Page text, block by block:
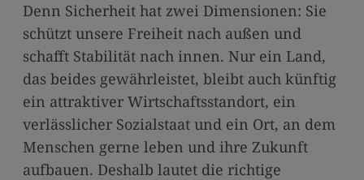
Denn Sicherheit hat zwei Dimensionen: Sie
schützt unsere Freiheit nach außen und
schafft Stabilität nach innen. Nur ein Land,
das beides gewährleistet, bleibt auch künftig
ein attraktiver Wirtschaftsstandort, ein
verlässlicher Sozialstaat und ein Ort, an dem
Menschen gerne leben und ihre Zukunft
aufbauen. Deshalb lautet die richtige